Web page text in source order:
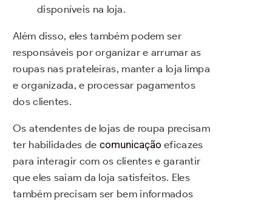
disponíveis na loja.
Além disso, eles também podem ser
responsáveis por organizar e arrumar as
roupas nas prateleiras, manter a loja limpa
e organizada, e processar pagamentos
dos clientes.
Os atendentes de lojas de roupa precisam
ter habilidades de comunicação eficazes
para interagir com os clientes e garantir
que eles saiam da loja satisfeitos. Eles
também precisam ser bem informados